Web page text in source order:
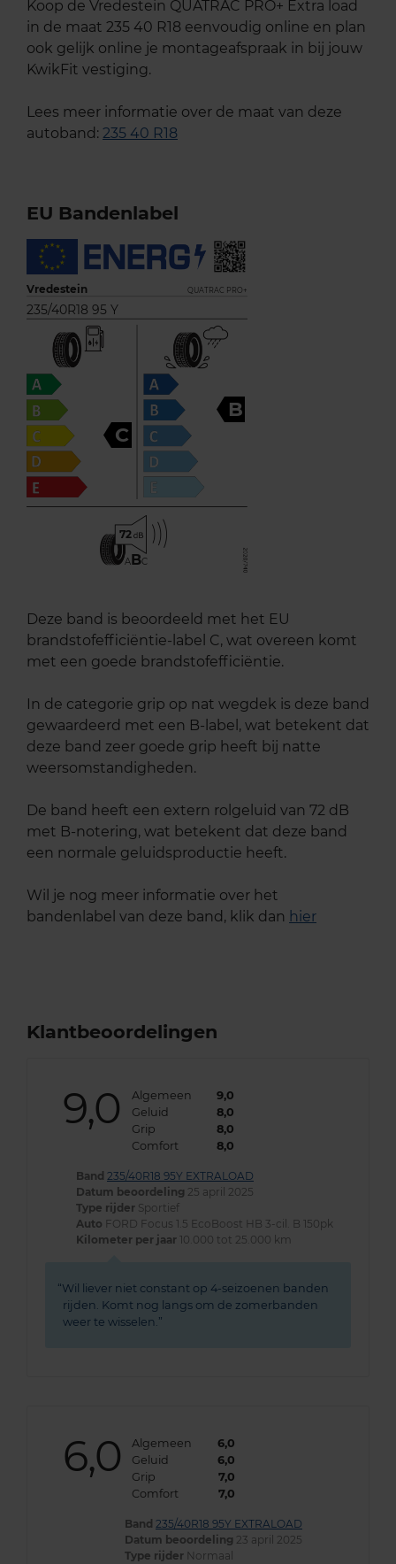
Koop de Vredestein QUATRAC PRO+ Extra load
in de maat 235 40 R18 eenvoudig online en plan
ook gelijk online je montageafspraak in bij jouw
KwikFit vestiging.
Lees meer informatie over de maat van deze
autoband: 235 40 R18
EU Bandenlabel
Vredestein QUATRAC PRO+
235/40R18 95 Y
C
B
72
ABC
Deze band is beoordeeld met het EU
brandstofefficiëntie-label C, wat overeen komt
met een goede brandstofefficiëntie.
In de categorie grip op nat wegdek is deze band
gewaardeerd met een B-label, wat betekent dat
deze band zeer goede grip heeft bij natte
weersomstandigheden.
De band heeft een extern rolgeluid van 72 dB
met B-notering, wat betekent dat deze band
een normale geluidsproductie heeft.
Wil je nog meer informatie over het
bandenlabel van deze band, klik dan hier
Klantbeoordelingen
9,0 Algemeen
9,0
Geluid
8,0
Grip
8,0
Comfort
8,0
Band 235/40R18 95Y EXTRALOAD
Datum beoordeling 25 april 2025
Type rijder Sportief
Auto FORD Focus 1.5 EcoBoost HB 3-cil. B 150pk
Kilometer per jaar 10.000 tot 25.000 km
Wil liever niet constant op 4-seizoenen banden
rijden. Komt nog langs om de zomerbanden
weer te wisselen.
6,0 Algemeen
6,0
Geluid
6,0
Grip
7,0
Comfort
7,0
Band 235/40R18 95Y EXTRALOAD
Datum beoordeling 23 april 2025
Type rijder Normaal